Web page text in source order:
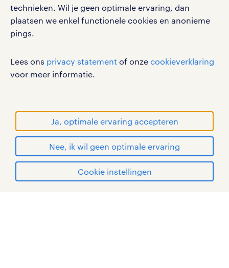
technieken. Wil je geen optimale ervaring, dan
plaatsen we enkel functionele cookies en anonieme
pings.
Lees ons privacy statement of onze cookieverklaring
voor meer informatie.
Ja, optimale ervaring accepteren
Nee, ik wil geen optimale ervaring
Cookie instellingen
gebruikersvoorwaarden
privacystatement
cookies
handelsmerken van Randstad N.V.
© Randstad 2026